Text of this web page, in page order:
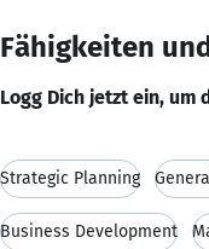
Fähigkeiten
Logg Dich jetzt ein, um
Strategic Planning
Business Development